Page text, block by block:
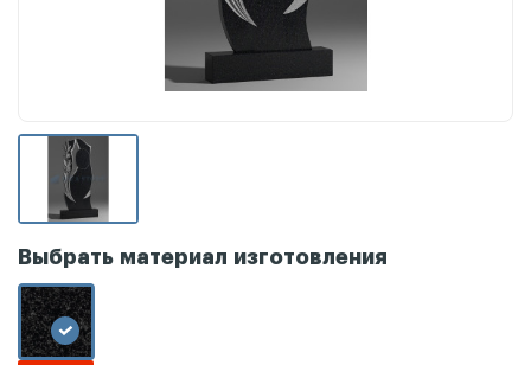
Выбрать материал изготовления